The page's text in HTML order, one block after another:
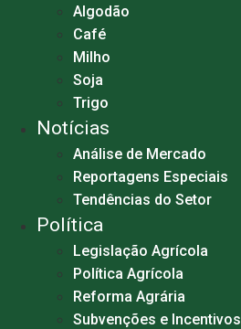
Algodão
Café
Milho
Soja
Trigo
Notícias
Análise de Mercado
Reportagens Especiais
Tendências do Setor
Política
Legislação Agrícola
Política Agrícola
Reforma Agrária
Subvenções e Incentivos